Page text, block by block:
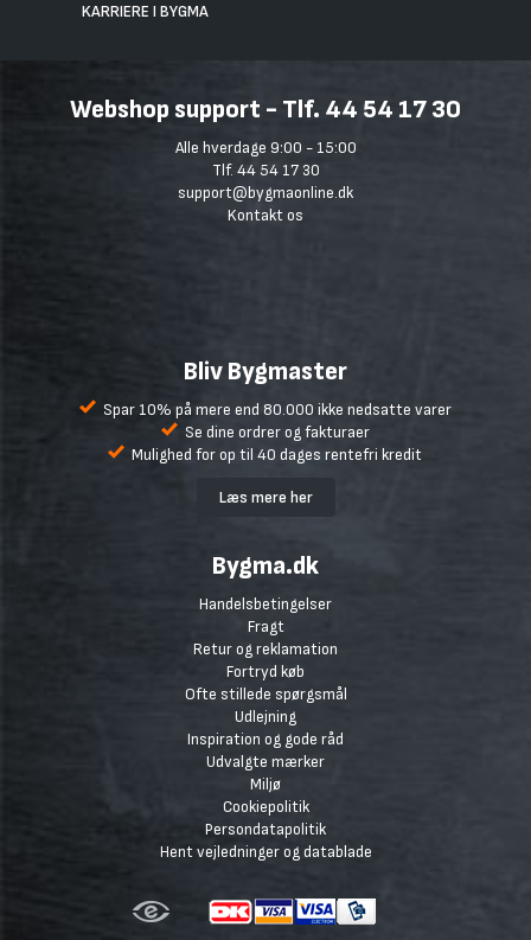
KARRIERE I BYGMA
Webshop support - Tlf. 44 54 17 30
Alle hverdage 9:00 - 15:00
Tlf. 44 54 17 30
support@bygmaonline.dk
Kontakt os
Bliv Bygmaster
Spar 10% på mere end 80.000 ikke nedsatte varer
Se dine ordrer og fakturaer
Mulighed for op til 40 dages rentefri kredit
Læs mere her
Bygma.dk
Handelsbetingelser
Fragt
Retur og reklamation
Fortryd køb
Ofte stillede spørgsmål
Udlejning
Inspiration og gode råd
Udvalgte mærker
Miljø
Cookiepolitik
Persondatapolitik
Hent vejledninger og datablade